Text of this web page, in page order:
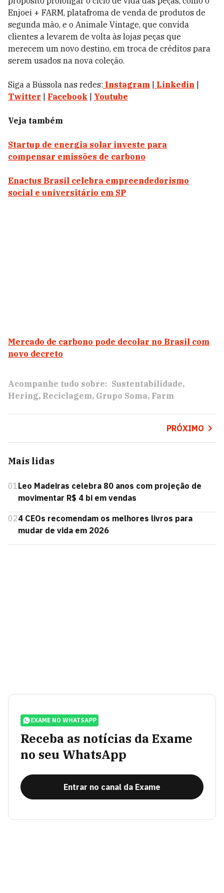
Enjoei + FARM, platafroma de venda de produtos de
segunda mão, e o Animale Vintage, que convida
clientes a levarem de volta às lojas peças que
merecem um novo destino, em troca de créditos para
serem usados na nova coleção.
Siga a Bússola nas redes: Instagram Linkedin
Twitter
Facebook Youtube
Veja também
Startup de energia solar investe para
compensar emissões de carbono
Enactus Brasil celebra empreendedorismo
social e universitário em SP
Mercado de carbono pode decolar no Brasil com
novo decreto
Acompanhe tudo sobre: Sustentabilidade
Hering Reciclagem Grupo Soma Farm
PRÓXIMO
Mais lidas
01Leo Madeiras celebra 80 anos com projeção de
movimentar R$ 4 bi em vendas
024 CEOs recomendam os melhores livros para
mudar de vida em 2026
EXAME NO WHATSAPP
Receba as notícias da Exame
no seu WhatsApp
Entrar no canal da Exame